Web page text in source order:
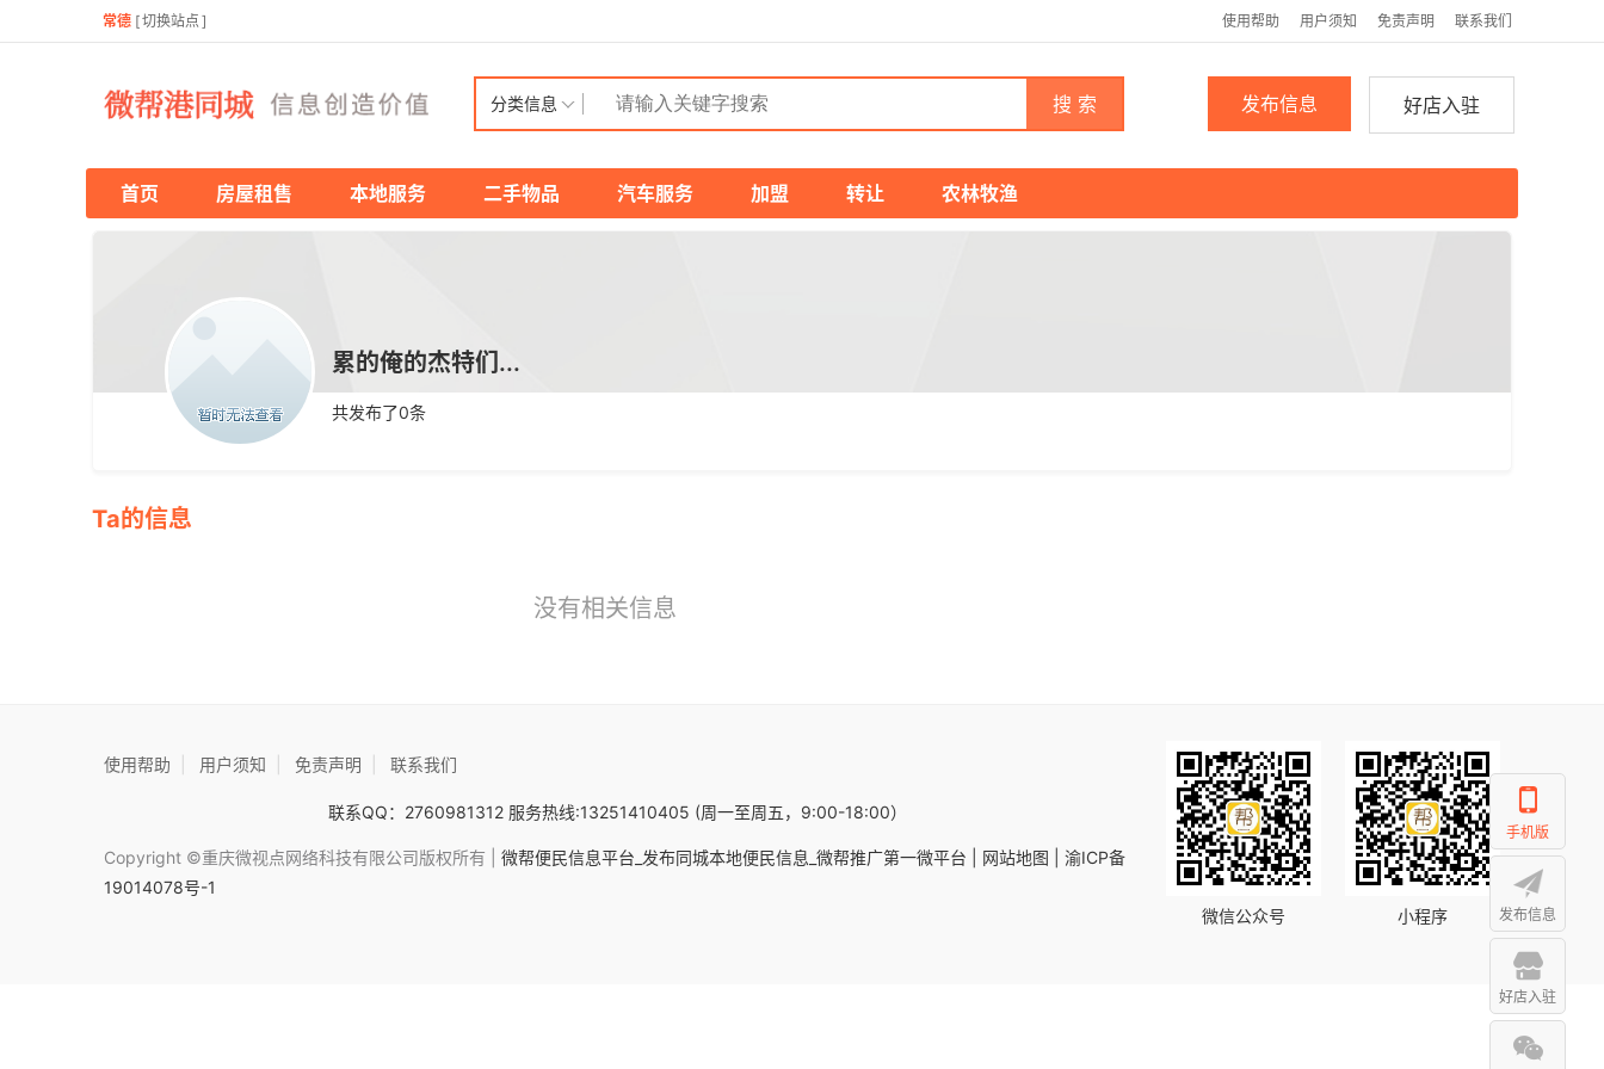
常德 [切换站点 ] 使用帮助 用户须知 免责声明 联系我们
分类信息 搜 索 好店入驻
发布信息
首页 房屋租售 本地服务 二手物品 汽车服务 加盟 转让 农林牧渔
累的俺的杰特们...
共发布了0条
Ta的信息
没有相关信息
使用帮助 用户须知 免责声明 联系我们
联系QQ：2760981312 服务热线:13251410405 (周一至周五，9:00-18:00）
Copyright ©重庆微视点网络科技有限公司版权所有 | 微帮便民信息平台_发布同城本地便民信息_微帮推广第一微平台 | 网站地图 |
渝ICP备
19014078号-1
小程序
微信公众号
手机版
发布信息
好店入驻